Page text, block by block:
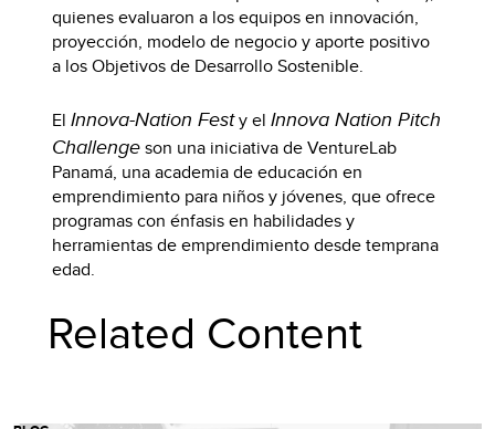
quienes evaluaron a los equipos en innovación,
proyección, modelo de negocio y aporte positivo
a los Objetivos de Desarrollo Sostenible.
ElInnova-Nation Festy elInnova Nation Pitch
Challengeson una iniciativa de VentureLab
Panamá, una academia de educación en
emprendimiento para niños y jóvenes, que ofrece
programas con énfasis en habilidades y
herramientas de emprendimiento desde temprana
edad.
Related Content